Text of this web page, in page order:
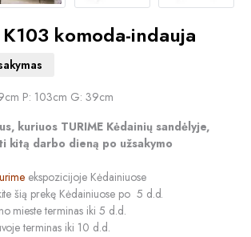
K103 komoda-indauja
P: 103cm G: 39cm
kuriuos TURIME Kėdainių sandėlyje,
kitą darbo dieną po užsakymo
ekspozicijoje Kėdainiuose
šią prekę Kėdainiuose po 5 d.d.
mieste terminas iki 5 d.d.
terminas iki 10 d.d.